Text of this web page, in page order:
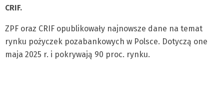
CRIF.
ZPF oraz CRIF opublikowały najnowsze dane na temat
rynku pożyczek pozabankowych w Polsce. Dotyczą one
maja 2025 r. i pokrywają 90 proc. rynku.